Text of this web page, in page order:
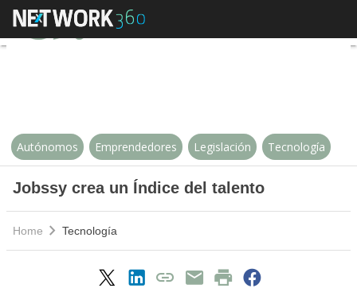
Jobssy crea un Índice del talento
Autónomos Emprendedores Legislación Tecnología
Jobssy crea un Índice del talento
Home Tecnología